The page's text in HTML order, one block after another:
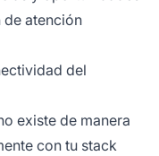
de atención
del
existe de manera
con tu stack